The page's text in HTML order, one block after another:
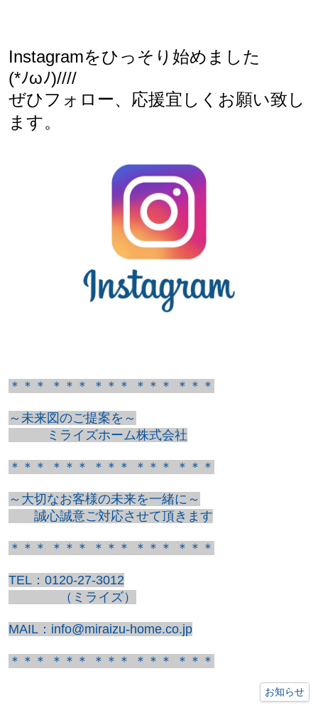
Instagramをひっそり始めました
(*ﾉωﾉ)////
ぜひフォロー、応援宜しくお願い致し
ます。
＊＊＊ ＊＊＊ ＊＊＊ ＊＊＊ ＊＊＊
～未来図のご提案を～
ミライズホーム株式会社
＊＊＊ ＊＊＊ ＊＊＊ ＊＊＊ ＊＊＊
～大切なお客様の未来を一緒に～
誠心誠意ご対応させて頂きます
＊＊＊ ＊＊＊ ＊＊＊ ＊＊＊ ＊＊＊
TEL：0120-27-3012
（ミライズ）
MAIL：info@miraizu-home.co.jp
＊＊＊ ＊＊＊ ＊＊＊ ＊＊＊ ＊＊＊
お知らせ